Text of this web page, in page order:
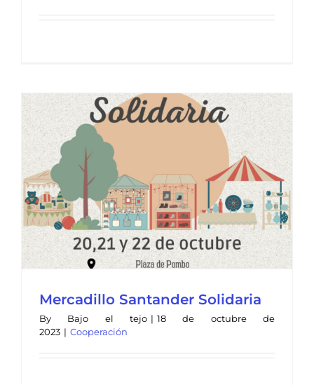
Mercadillo Santander Solidaria
By Bajo el tejo | 18 de octubre de
2023 | Cooperación